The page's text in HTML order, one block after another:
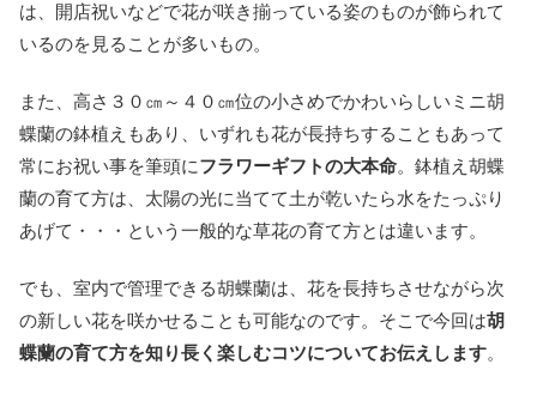
は、開店祝いなどで花が咲き揃っている姿のものが飾られて
いるのを見ることが多いもの。
また、高さ３０㎝～４０㎝位の小さめでかわいらしいミニ胡
蝶蘭の鉢植えもあり、いずれも花が長持ちすることもあって
常にお祝い事を筆頭にフラワーギフトの大本命。鉢植え胡蝶
蘭の育て方は、太陽の光に当てて土が乾いたら水をたっぷり
あげて・・・という一般的な草花の育て方とは違います。
でも、室内で管理できる胡蝶蘭は、花を長持ちさせながら次
の新しい花を咲かせることも可能なのです。そこで今回は胡
蝶蘭の育て方を知り長く楽しむコツについてお伝えします。